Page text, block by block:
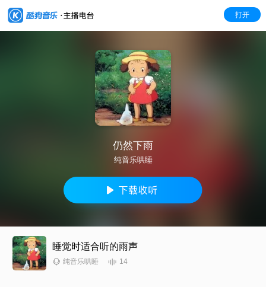
打开
仍然下雨
纯音乐哄睡
睡觉时适合听的雨声
纯音乐哄睡 14